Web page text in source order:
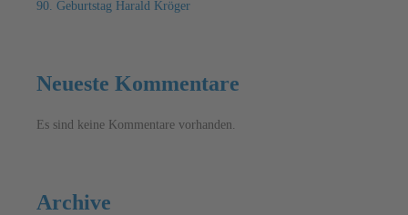
90. Geburtstag Harald Kröger
Neueste Kommentare
Es sind keine Kommentare vorhanden.
Archive